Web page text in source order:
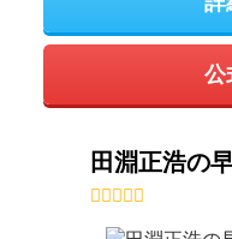
公
田淵正浩の